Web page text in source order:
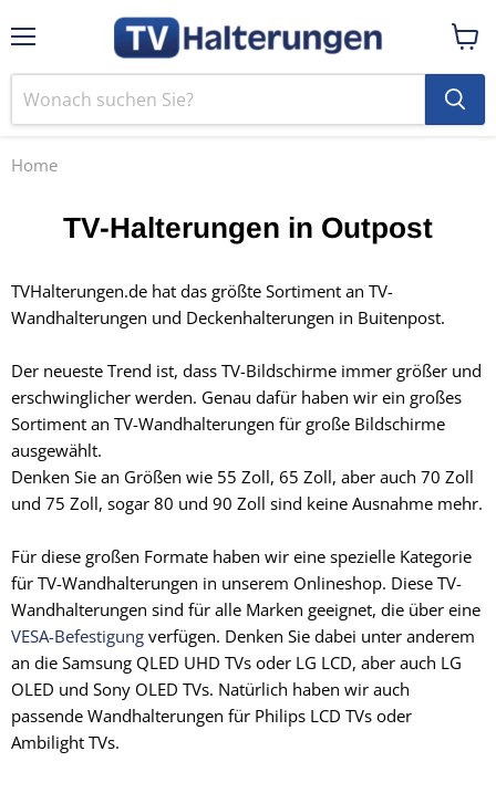
Home
TV-Halterungen in Outpost
TVHalterungen.de hat das größte Sortiment an TV-
Wandhalterungen und Deckenhalterungen in Buitenpost.
Der neueste Trend ist, dass TV-Bildschirme immer größer und
erschwinglicher werden. Genau dafür haben wir ein großes
Sortiment an TV-Wandhalterungen für große Bildschirme
ausgewählt.
Denken Sie an Größen wie 55 Zoll, 65 Zoll, aber auch 70 Zoll
und 75 Zoll, sogar 80 und 90 Zoll sind keine Ausnahme mehr.
Für diese großen Formate haben wir eine spezielle Kategorie
für TV-Wandhalterungen in unserem Onlineshop. Diese TV-
Wandhalterungen sind für alle Marken geeignet, die über eine
VESA-Befestigung verfügen. Denken Sie dabei unter anderem
an die Samsung QLED UHD TVs oder LG LCD, aber auch LG
OLED und Sony OLED TVs. Natürlich haben wir auch
passende Wandhalterungen für Philips LCD TVs oder
Ambilight TVs.